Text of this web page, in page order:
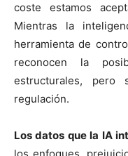
coste estamos
Mientras la
herramienta de
reconocen la
estructurales, pero
regulación.
Los datos que la IA